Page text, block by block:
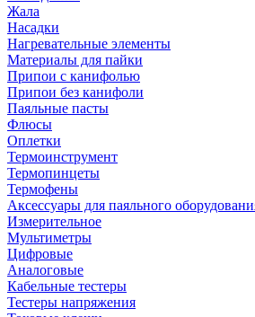
Жала
Насадки
Нагревательные элементы
Материалы для пайки
Припои с канифолью
Припои без канифоли
Паяльные пасты
Флюсы
Оплетки
Термоинструмент
Термопинцеты
Термофены
Аксессуары для паяльного
Измерительное
Мультиметры
Цифровые
Аналоговые
Кабельные тестеры
Тестеры напряжения